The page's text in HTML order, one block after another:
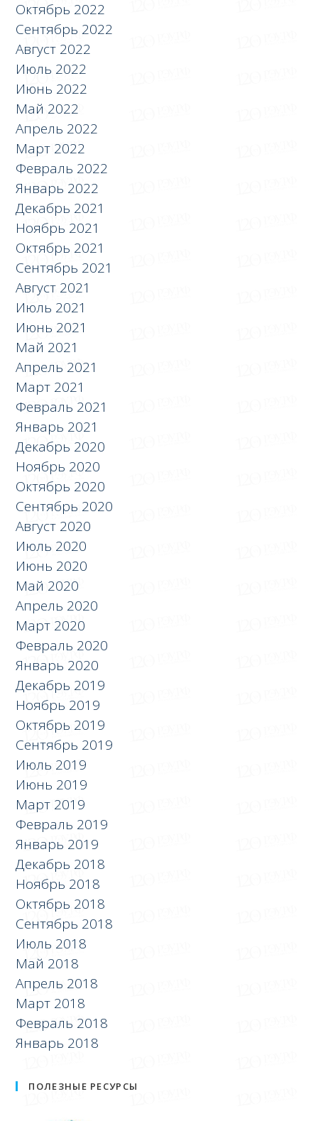
Октябрь 2022
Сентябрь 2022
Август 2022
Июль 2022
Июнь 2022
Май 2022
Апрель 2022
Март 2022
Февраль 2022
Январь 2022
Декабрь 2021
Ноябрь 2021
Октябрь 2021
Сентябрь 2021
Август 2021
Июль 2021
Июнь 2021
Май 2021
Апрель 2021
Март 2021
Февраль 2021
Январь 2021
Декабрь 2020
Ноябрь 2020
Октябрь 2020
Сентябрь 2020
Август 2020
Июль 2020
Июнь 2020
Май 2020
Апрель 2020
Март 2020
Февраль 2020
Январь 2020
Декабрь 2019
Ноябрь 2019
Октябрь 2019
Сентябрь 2019
Июль 2019
Июнь 2019
Март 2019
Февраль 2019
Январь 2019
Декабрь 2018
Ноябрь 2018
Октябрь 2018
Сентябрь 2018
Июль 2018
Май 2018
Апрель 2018
Март 2018
Февраль 2018
Январь 2018
ПОЛЕЗНЫЕ РЕСУРСЫ